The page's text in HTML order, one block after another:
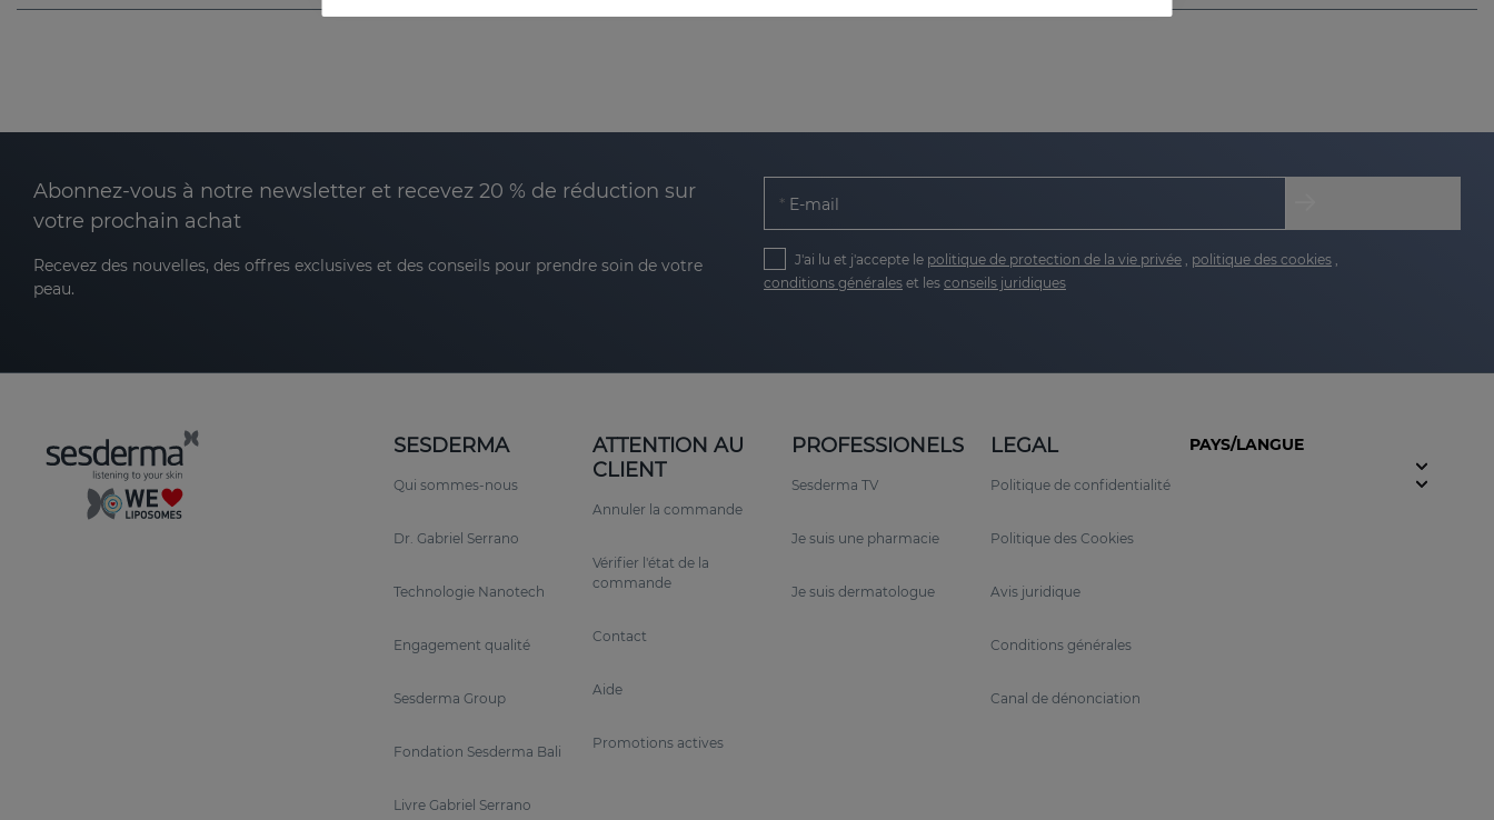
Abonnez-vous à notre newsletter et recevez 20 % de réduction sur
votre prochain achat
Recevez des nouvelles, des offres exclusives et des conseils pour prendre soin de votre
peau.
E-mail
J'ai lu et j'accepte le politique de protection de la vie privée politique des cookies
conditions générales et les conseils juridiques
SESDERMA
Qui sommes-nous
Dr. Gabriel Serrano
Technologie Nanotech
Engagement qualité
Sesderma Group
Fondation Sesderma Bali
Livre Gabriel Serrano
ATTENTION AU
CLIENT
Annuler la commande
Vérifier l'état de la
commande
Contact
Aide
Promotions actives
PROFESSIONELS
Sesderma TV
Je suis une pharmacie
Je suis dermatologue
LEGAL
Politique de confidentialité
Politique des Cookies
Avis juridique
Conditions générales
Canal de dénonciation
PAYS/LANGUE